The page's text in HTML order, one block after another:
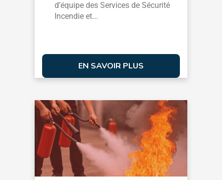
d’équipe des Services de Sécurité
Incendie et...
EN SAVOIR PLUS